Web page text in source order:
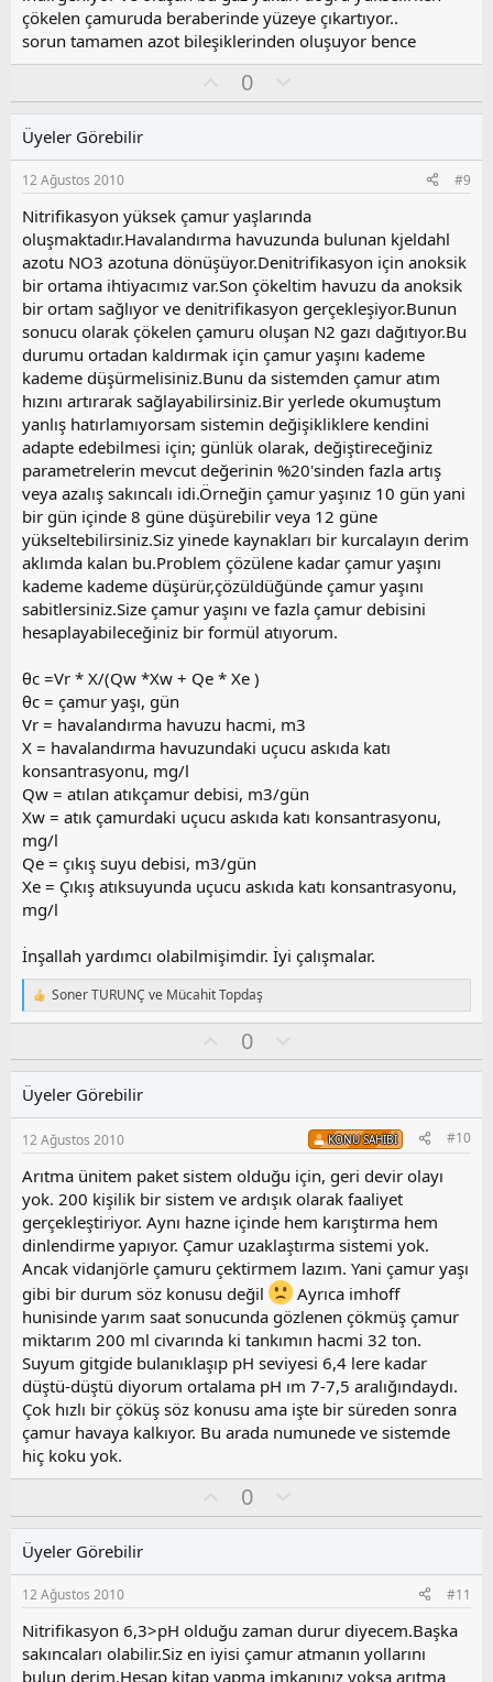
çökelen çamuruda beraberinde yüzeye çıkartıyor..
sorun tamamen azot bileşiklerinden oluşuyor bence
y
0
l
s
u
z
o
y
l
a
Üyeler Görebilir
12 Ağustos 2010 #9
Nitrifikasyon yüksek çamur yaşlarında
oluşmaktadır.Havalandırma havuzunda bulunan kjeldahl
azotu NO3 azotuna dönüşüyor.Denitrifikasyon için anoksik
bir ortama ihtiyacımız var.Son çökeltim havuzu da anoksik
bir ortam sağlıyor ve denitrifikasyon gerçekleşiyor.Bunun
sonucu olarak çökelen çamuru oluşan N2 gazı dağıtıyor.Bu
durumu ortadan kaldırmak için çamur yaşını kademe
kademe düşürmelisiniz.Bunu da sistemden çamur atım
hızını artırarak sağlayabilirsiniz.Bir yerlede okumuştum
yanlış hatırlamıyorsam sistemin değişikliklere kendini
adapte edebilmesi için; günlük olarak, değiştireceğiniz
parametrelerin mevcut değerinin %20'sinden fazla artış
veya azalış sakıncalı idi.Örneğin çamur yaşınız 10 gün yani
bir gün içinde 8 güne düşürebilir veya 12 güne
yükseltebilirsiniz.Siz yinede kaynakları bir kurcalayın derim
aklımda kalan bu.Problem çözülene kadar çamur yaşını
kademe kademe düşürür,çözüldüğünde çamur yaşını
sabitlersiniz.Size çamur yaşını ve fazla çamur debisini
hesaplayabileceğiniz bir formül atıyorum.
θc =Vr * X/(Qw *Xw + Qe * Xe )
θc = çamur yaşı, gün
Vr = havalandırma havuzu hacmi, m3
X = havalandırma havuzundaki uçucu askıda katı
konsantrasyonu, mg/l
Qw = atılan atıkçamur debisi, m3/gün
Xw = atık çamurdaki uçucu askıda katı konsantrasyonu,
mg/l
Qe = çıkış suyu debisi, m3/gün
Xe = Çıkış atıksuyunda uçucu askıda katı konsantrasyonu,
mg/l
İnşallah yardımcı olabilmişimdir. İyi çalışmalar.
T
e
i
l
e
r
:
Soner TURUNÇ ve Mücahit Topdaş
y
0
l
s
u
z
o
y
l
a
Üyeler Görebilir
12 Ağustos 2010 KONU SAHIBI #10
Arıtma ünitem paket sistem olduğu için, geri devir olayı
yok. 200 kişilik bir sistem ve ardışık olarak faaliyet
gerçekleştiriyor. Aynı hazne içinde hem karıştırma hem
dinlendirme yapıyor. Çamur uzaklaştırma sistemi yok.
Ancak vidanjörle çamuru çektirmem lazım. Yani çamur yaşı
gibi bir durum söz konusu değil
Ayrıca imhoff
hunisinde yarım saat sonucunda gözlenen çökmüş çamur
miktarım 200 ml civarında ki tankımın hacmi 32 ton.
Suyum gitgide bulanıklaşıp pH seviyesi 6,4 lere kadar
düştü-düştü diyorum ortalama pH ım 7-7,5 aralığındaydı.
Çok hızlı bir çöküş söz konusu ama işte bir süreden sonra
çamur havaya kalkıyor. Bu arada numunede ve sistemde
hiç koku yok.
y
0
l
s
u
z
o
y
Üyeler Görebilir
12 Ağustos 2010 #11
Nitrifikasyon 6,3>pH olduğu zaman durur diyecem.Başka
sakıncaları olabilir.Siz en iyisi çamur atmanın yollarını
bulun derim.Hesap kitap yapma imkanınız yoksa arıtma